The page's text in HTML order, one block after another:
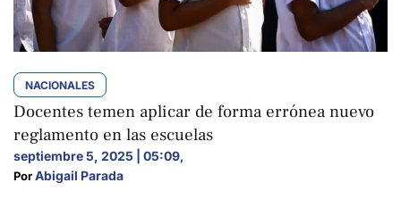
NACIONALES
Docentes temen aplicar de forma errónea nuevo
reglamento en las escuelas
septiembre 5, 2025 | 05:09,
Por Abigail Parada